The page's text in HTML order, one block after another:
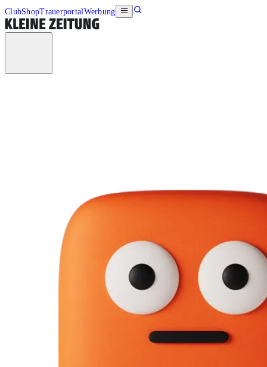
ClubShopTrauerportalWerbung